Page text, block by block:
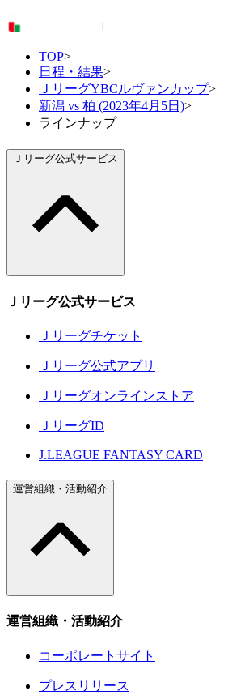
TOP>
日程・結果>
ＪリーグYBCルヴァンカップ>
新潟 vs 柏 (2023年4月5日)>
ラインナップ
Ｊリーグ公式サービス
Ｊリーグ公式サービス
Ｊリーグチケット
Ｊリーグ公式アプリ
Ｊリーグオンラインストア
ＪリーグID
J.LEAGUE FANTASY CARD
運営組織・活動紹介
運営組織・活動紹介
コーポレートサイト
プレスリリース